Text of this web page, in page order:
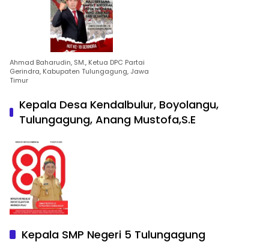
Ahmad Baharudin, SM., Ketua DPC Partai
Gerindra, Kabupaten Tulungagung, Jawa
Timur
Kepala Desa Kendalbulur, Boyolangu,
Tulungagung, Anang Mustofa,S.E
Kepala SMP Negeri 5 Tulungagung